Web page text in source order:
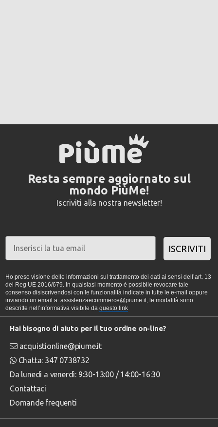
Resta sempre aggiornato sul
mondo PiùMe!
Iscriviti alla nostra newsletter!
ISCRIVITI
Ho preso visione delle informazioni sul trattamento dei dati ai sensi dell’art. 13
del Reg UE 2016/679. In qualsiasi momento è possibile revocare tale
consenso disiscrivendosi con le funzionalità indicate in tutte le e-mail oppure
inviando un email a: assistenzaecommerce@piume.it, le modalità sono
descritte nell’informativa visibile da questo link
Hai bisogno di aiuto per il tuo ordine on-line?
acquistionline@piume.it
Chatta: 347 0738732
Da lunedì a venerdì: 9:30-13:00 / 14:00-16:30
Contattaci
Domande frequenti